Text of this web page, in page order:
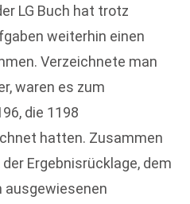
LG Buch hat trotz
weiterhin einen
Verzeichnete man
waren es zum
die 1198
hatten. Zusammen
Ergebnisrücklage, dem
ausgewiesenen